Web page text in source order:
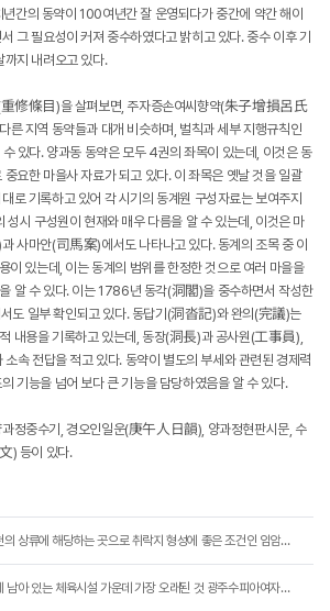
간의 동약이 100여년간 잘 운영되다가 중간에 약간 해이
그 필요성이 커져 중수하였다고 밝히고 있다. 중수 이후 기
까지 내려오고 있다.
修條目)을 살펴보면, 주자증손여씨향약(朱子增損呂氏
른 지역 동약들과 대개 비슷하며, 벌칙과 세부 지행규칙인
있다. 양과동 동약은 모두 4권의 좌목이 있는데, 이것은 동
요한 마을사 자료가 되고 있다. 이 좌목은 옛날 것을 일괄
로 기록하고 있어 각 시기의 동계원 구성자료는 보여주지
성시 구성원이 현재와 매우 다름을 알 수 있는데, 이것은 마
사마안(司馬案)에서도 나타나고 있다. 동계의 조목 중 이
이 있는데, 이는 동계의 범위를 한정한 것으로 여러 마을을
알 수 있다. 이는 1786년 동각(洞閣)을 중수하면서 작성한
도 일부 확인되고 있다. 동답기(洞沓記)와 완의(完議)는
내용을 기록하고 있는데, 동장(洞長)과 공사원(工事員),
속 전답을 적고 있다. 동약이 별도의 부세와 관련된 경제력
기능을 넘어 보다 큰 기능을 담당하였음을 알 수 있다.
정중수기, 경오인일운(庚午人日韻), 양과정현판시문, 수
) 등이 있다.
대촌천의 상류에 해당하는 곳으로 취락지 형성에 좋은 조건인 임암동, 원산동 선사주거지 및 석곽묘
광주에 남아 있는 체육시설 가운데 가장 오래된 것 광주수피아여자고등학교 소강당